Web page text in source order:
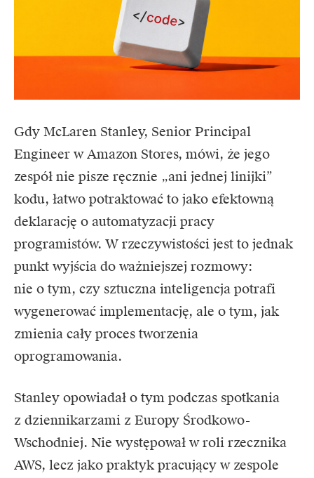
Gdy McLaren Stanley, Senior Principal
Engineer w Amazon Stores, mówi, że jego
zespół nie pisze ręcznie „ani jednej linijki”
kodu, łatwo potraktować to jako efektowną
deklarację o automatyzacji pracy
programistów. W rzeczywistości jest to jednak
punkt wyjścia do ważniejszej rozmowy:
nie o tym, czy sztuczna inteligencja potrafi
wygenerować implementację, ale o tym, jak
zmienia cały proces tworzenia
oprogramowania.
Stanley opowiadał o tym podczas spotkania
z dziennikarzami z Europy Środkowo-
Wschodniej. Nie występował w roli rzecznika
AWS, lecz jako praktyk pracujący w zespole